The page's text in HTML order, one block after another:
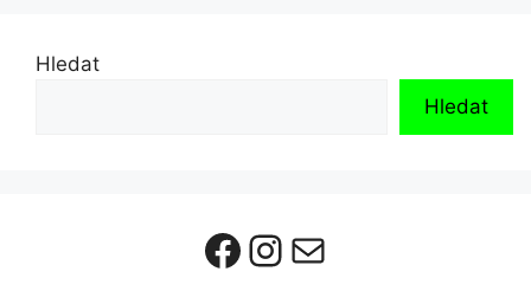
Hledat
Hledat
Facebook
Instagram
E-mail